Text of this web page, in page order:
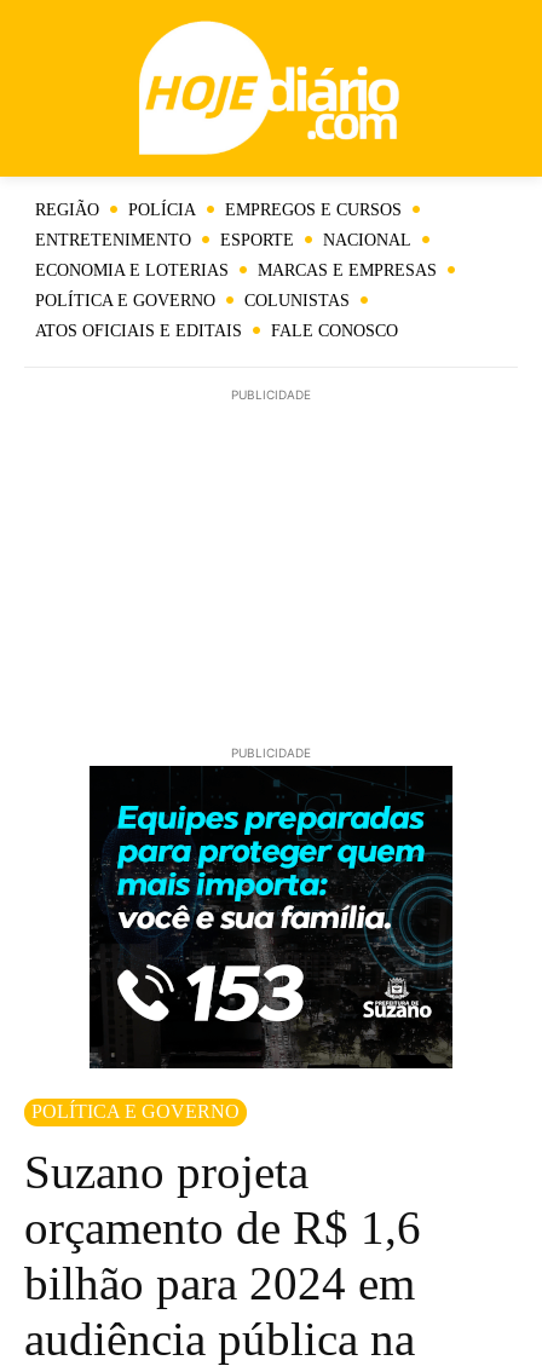
REGIÃO POLÍCIA
EMPREGOS E CURSOS
ENTRETENIMENTO
ESPORTE
NACIONAL
ECONOMIA E LOTERIAS
MARCAS E EMPRESAS
POLÍTICA E GOVERNO
COLUNISTAS
ATOS OFICIAIS E EDITAIS
FALE CONOSCO
PUBLICIDADE
PUBLICIDADE
POLÍTICA E GOVERNO
Suzano projeta
orçamento de R$ 1,6
bilhão para 2024 em
audiência pública na